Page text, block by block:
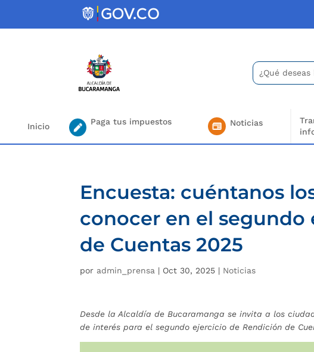
Buscar:
Search
for...
Inicio Paga tus impuestos Noticias
Encuesta: cuéntanos
conocer en el
de Cuentas 2025
por admin_prensa | Oct 30, 2025 | Noticias
Desde la Alcaldía de Bucaramanga se invita a los
de interés para el segundo ejercicio de Rendición de